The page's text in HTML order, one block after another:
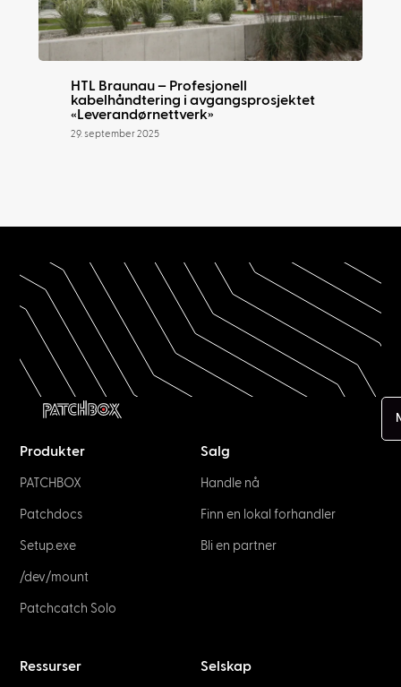
HTL Braunau – Profesjonell
kabelhåndtering i avgangsprosjektet
«Leverandørnettverk»
29. september 2025
Produkter
PATCHBOX
Patchdocs
Setup.exe
/dev/mount
Patchcatch Solo
Salg
Handle nå
Finn en lokal forhandler
Bli en partner
Ressurser Selskap